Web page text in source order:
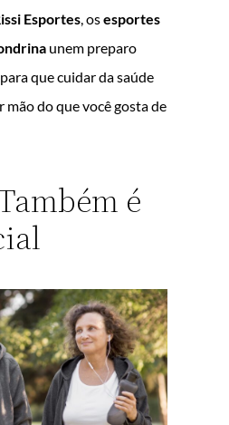
Esportes, osesportes
unem preparo
que cuidar da saúde
do que você gosta de
é